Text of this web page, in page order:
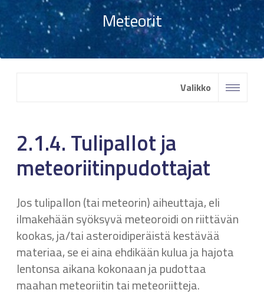
Meteorit
Valikko
2.1.4. Tulipallot ja
meteoriitinpudottajat
Jos tulipallon (tai meteorin) aiheuttaja, eli
ilmakehään syöksyvä meteoroidi on riittävän
kookas, ja/tai asteroidiperäistä kestävää
materiaa, se ei aina ehdikään kulua ja hajota
lentonsa aikana kokonaan ja pudottaa
maahan meteoriitin tai meteoriitteja.